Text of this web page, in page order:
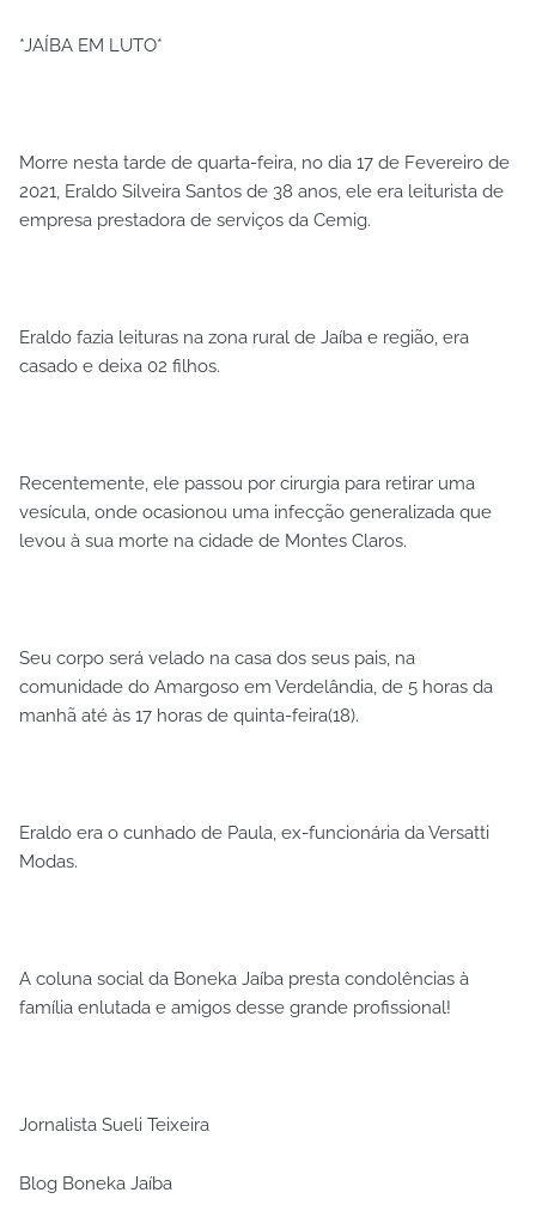
*JAÍBA EM LUTO*
Morre nesta tarde de quarta-feira, no dia 17 de Fevereiro de
2021, Eraldo Silveira Santos de 38 anos, ele era leiturista de
empresa prestadora de serviços da Cemig.
Eraldo fazia leituras na zona rural de Jaíba e região, era
casado e deixa 02 filhos.
Recentemente, ele passou por cirurgia para retirar uma
vesícula, onde ocasionou uma infecção generalizada que
levou à sua morte na cidade de Montes Claros.
Seu corpo será velado na casa dos seus pais, na
comunidade do Amargoso em Verdelândia, de 5 horas da
manhã até às 17 horas de quinta-feira(18).
Eraldo era o cunhado de Paula, ex-funcionária da Versatti
Modas.
A coluna social da Boneka Jaíba presta condolências à
família enlutada e amigos desse grande profissional!
Jornalista Sueli Teixeira
Blog Boneka Jaíba